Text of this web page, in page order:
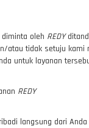
oleh REDY
atau tidak setuju
untuk layanan
REDY
langsung dari